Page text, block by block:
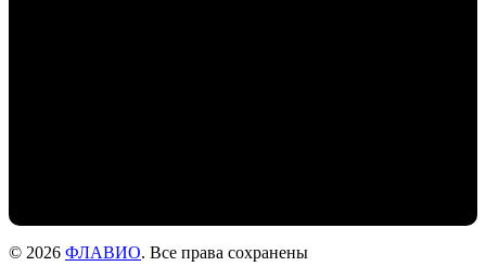
© 2026 ФЛАВИО. Все права сохранены